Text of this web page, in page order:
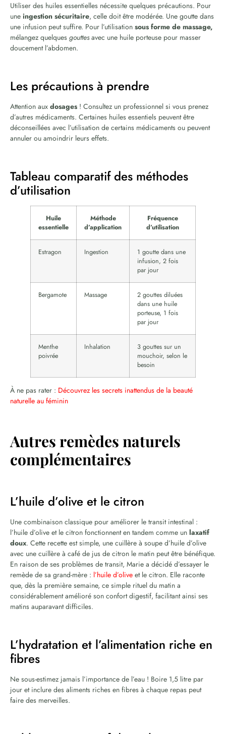
Utiliser des huiles essentielles nécessite quelques précautions. Pour
une ingestion sécuritaire, celle doit être modérée. Une goutte dans
une infusion peut suffire. Pour l’utilisation sous forme de massage,
mélangez quelques gouttesavec une huile porteuse pour masser
doucement l’abdomen.
Les précautions à prendre
Attention aux dosages ! Consultez un professionnel si vous prenez
d’autres médicaments. Certaines huiles essentiels peuvent être
déconseillées avec l’utilisation de certains médicaments ou peuvent
annuler ou amoindrir leurs effets.
Tableau comparatif des méthodes
d’utilisation
Huile
essentielle
Méthode
d’application
Fréquence
d’utilisation
Estragon Ingestion
1 goutte dans une
infusion, 2 fois
par jour
Bergamote Massage
2 gouttes diluées
dans une huile
porteuse, 1 fois
par jour
Menthe
poivrée
Inhalation
3 gouttes sur un
mouchoir, selon le
besoin
À ne pas rater : Découvrez les secrets inattendus de la beauté
naturelle au féminin
Autres remèdes naturels
complémentaires
L’huile d’olive et le citron
Une combinaison classique pour améliorer le transit intestinal :
l’huile d’olive et le citron fonctionnent en tandem comme un laxatif
doux. Cette recette est simple, une cuillère à soupe d’huile d’olive
avec une cuillère à café de jus de citron le matin peut être bénéfique.
En raison de ses problèmes de transit, Marie a décidé d’essayer le
remède de sa grand-mère : l’huile d’olive et le citron. Elle raconte
que, dès la première semaine, ce simple rituel du matin a
considérablement amélioré son confort digestif, facilitant ainsi ses
matins auparavant difficiles.
L’hydratation et l’alimentation riche en
fibres
Ne sous-estimez jamais l’importance de l’eau ! Boire 1,5 litre par
jour et inclure des aliments riches en fibres à chaque repas peut
faire des merveilles.